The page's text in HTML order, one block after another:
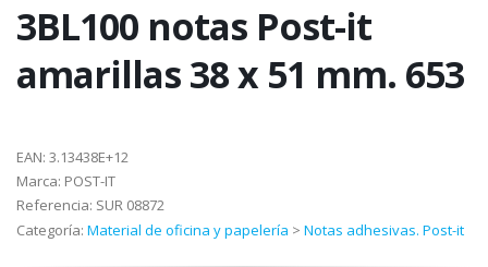
3BL100 notas Post-it
amarillas 38 x 51 mm. 653
EAN: 3.13438E+12
Marca: POST-IT
Referencia: SUR 08872
Categoría: Material de oficina y papelería > Notas adhesivas. Post-it